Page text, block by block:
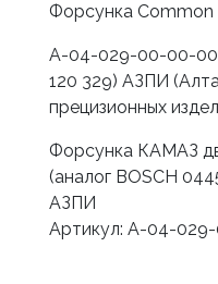
Форсунка Common
А-04-029-00-00-00
120 329) АЗПИ
прецизионных
Форсунка КАМАЗ
(аналог BOSCH
АЗПИ
Артикул: А-04-